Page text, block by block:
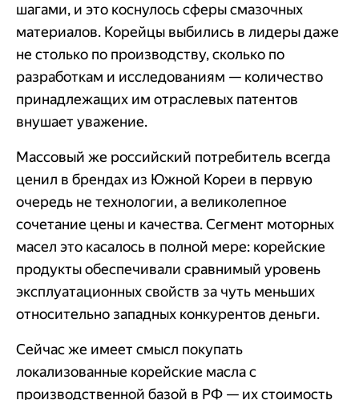
шагами, и это коснулось сферы смазочных
материалов. Корейцы выбились в лидеры даже
не столько по производству, сколько по
разработкам и исследованиям — количество
принадлежащих им отраслевых патентов
внушает уважение.
Массовый же российский потребитель всегда
ценил в брендах из Южной Кореи в первую
очередь не технологии, а великолепное
сочетание цены и качества. Сегмент моторных
масел это касалось в полной мере: корейские
продукты обеспечивали сравнимый уровень
эксплуатационных свойств за чуть меньших
относительно западных конкурентов деньги.
Сейчас же имеет смысл покупать
локализованные корейские масла с
производственной базой в РФ — их стоимость